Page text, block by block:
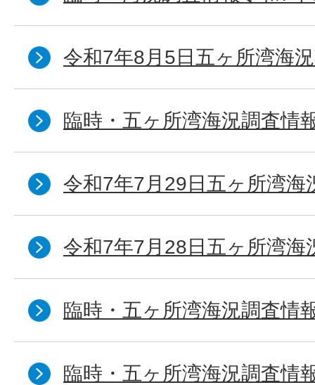
令和7年8月5日五ヶ所湾海
臨時・五ヶ所湾海況調査情
令和7年7月29日五ヶ所湾海
令和7年7月28日五ヶ所湾海
臨時・五ヶ所湾海況調査情
臨時・五ヶ所湾海況調査情